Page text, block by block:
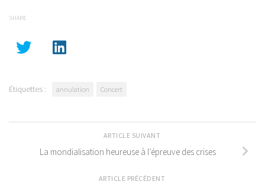
SHARE
Étiquettes : annulation Concert
ARTICLE SUIVANT
La mondialisation heureuse à l’épreuve des crises
ARTICLE PRÉCÉDENT